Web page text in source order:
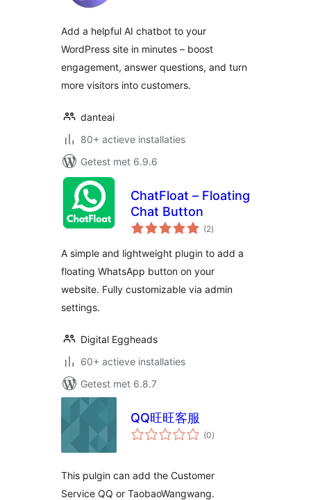
Add a helpful AI chatbot to your
WordPress site in minutes – boost
engagement, answer questions, and turn
more visitors into customers.
danteai
80+ actieve installaties
Getest met 6.9.6
ChatFloat – Floating
Chat Button
(2totaal
waarderingen
)
A simple and lightweight plugin to add a
floating WhatsApp button on your
website. Fully customizable via admin
settings.
Digital Eggheads
60+ actieve installaties
Getest met 6.8.7
QQ旺旺客服
(0totaal
waarderingen
)
This pulgin can add the Customer
Service QQ or TaobaoWangwang.